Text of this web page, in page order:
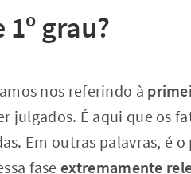
grau?
nos referindo à
julgados. É aqui que os
Em outras palavras, é
faseextremamente